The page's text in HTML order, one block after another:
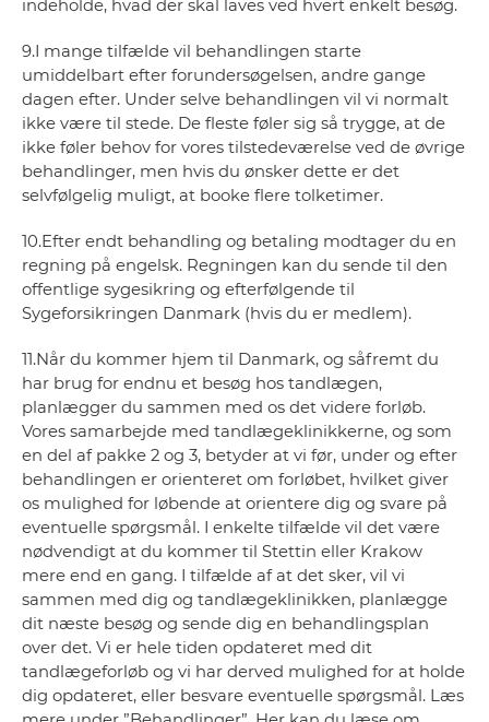
indeholde, hvad der skal laves ved hvert enkelt besøg.
9.I mange tilfælde vil behandlingen starte
umiddelbart efter forundersøgelsen, andre gange
dagen efter. Under selve behandlingen vil vi normalt
ikke være til stede. De fleste føler sig så trygge, at de
ikke føler behov for vores tilstedeværelse ved de øvrige
behandlinger, men hvis du ønsker dette er det
selvfølgelig muligt, at booke flere tolketimer.
10.Efter endt behandling og betaling modtager du en
regning på engelsk. Regningen kan du sende til den
offentlige sygesikring og efterfølgende til
Sygeforsikringen Danmark (hvis du er medlem).
11.Når du kommer hjem til Danmark, og såfremt du
har brug for endnu et besøg hos tandlægen,
planlægger du sammen med os det videre forløb.
Vores samarbejde med tandlægeklinikkerne, og som
en del af pakke 2 og 3, betyder at vi før, under og efter
behandlingen er orienteret om forløbet, hvilket giver
os mulighed for løbende at orientere dig og svare på
eventuelle spørgsmål. I enkelte tilfælde vil det være
nødvendigt at du kommer til Stettin eller Krakow
mere end en gang. I tilfælde af at det sker, vil vi
sammen med dig og tandlægeklinikken, planlægge
dit næste besøg og sende dig en behandlingsplan
over det. Vi er hele tiden opdateret med dit
tandlægeforløb og vi har derved mulighed for at holde
dig opdateret, eller besvare eventuelle spørgsmål. Læs